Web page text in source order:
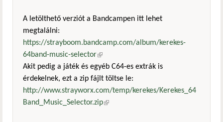
A letölthető verziót a Bandcampen itt lehet
megtalálni:
https://strayboom.bandcamp.com/album/kerekes-
64band-music-selector(külső hivatkozás)
Akit pedig a játék és egyéb C64-es extrák is
érdekelnek, ezt a zip fájlt töltse le:
http://www.strayworx.com/temp/kerekes/Kerekes_64
Band_Music_Selector.zip(külső hivatkozás)